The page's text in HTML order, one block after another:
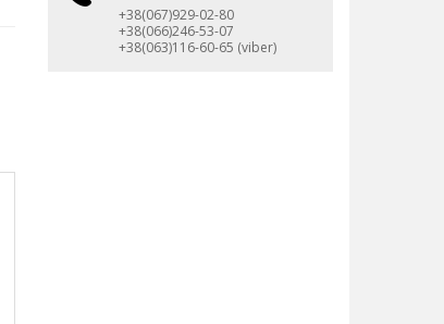
+38(067)929-02-80
+38(066)246-53-07
+38(063)116-60-65 (viber)